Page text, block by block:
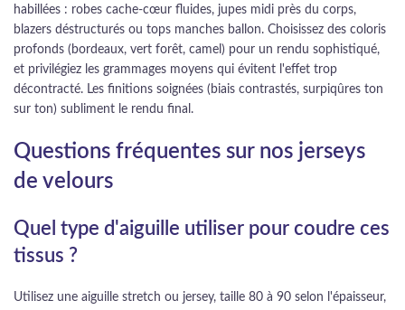
habillées : robes cache-cœur fluides, jupes midi près du corps,
blazers déstructurés ou tops manches ballon. Choisissez des coloris
profonds (bordeaux, vert forêt, camel) pour un rendu sophistiqué,
et privilégiez les grammages moyens qui évitent l'effet trop
décontracté. Les finitions soignées (biais contrastés, surpiqûres ton
sur ton) subliment le rendu final.
Questions fréquentes sur nos jerseys
de velours
Quel type d'aiguille utiliser pour coudre ces
tissus ?
Utilisez une aiguille stretch ou jersey, taille 80 à 90 selon l'épaisseur,